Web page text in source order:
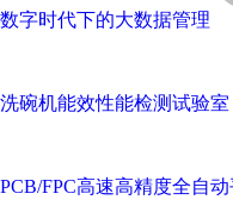
数字时代下的大数据管理
洗碗机能效性能检测试验室
PCB/FPC高速高精度全自动